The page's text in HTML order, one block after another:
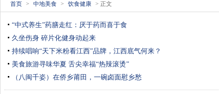
首页 > 中地美食 > 饮食健康 > 正文
“中式养生”药膳走红：厌于药而喜于食
久坐伤身 碎片化健身动起来
持续唱响“天下米粉看江西”品牌，江西底气何来？
美食旅游寻味华夏 舌尖幸福“热辣滚烫”
（八闽千姿）在侨乡莆田，一碗卤面慰乡愁